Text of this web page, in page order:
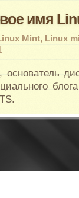
имя
Mint, Linux